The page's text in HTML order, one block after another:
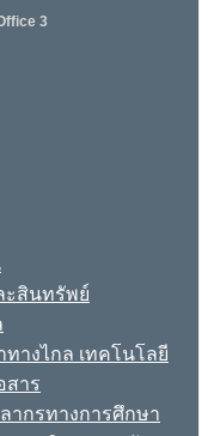
3
ะสินทรัพย์
างไกล เทคโนโลยี
สาร
กรทางการศึกษา